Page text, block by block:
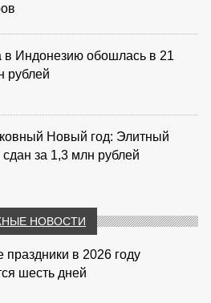
в Индонезию обошлась в 21
рублей
Новый год: Элитный
сдан за 1,3 млн рублей
НОВОСТИ
праздники в 2026 году
шесть дней